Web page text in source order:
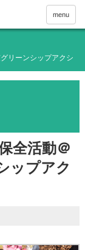
menu
リーンシップアクシ
全活動＠
ップアク